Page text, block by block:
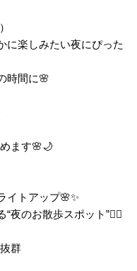
に楽しみたい夜にぴった
時間に🌸
ます🌸🌙
イトアップ🌸✨
夜のお散歩スポット”🚶‍♀️
群